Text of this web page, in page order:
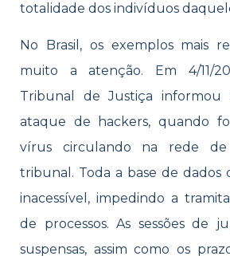
totalidade dos indivíduos
No Brasil, os exemplos mais
muito a atenção. Em 4/11/
Tribunal de Justiça
ataque de hackers, quando
vírus circulando na rede de
tribunal. Toda a base de
inacessível, impedindo a
de processos. As sessões de
suspensas, assim como os